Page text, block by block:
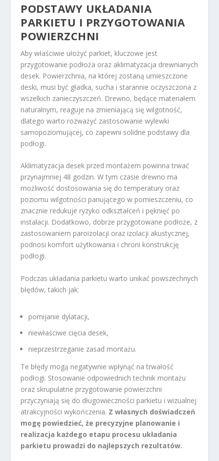
PODSTAWY UKŁADANIA
PARKIETU I PRZYGOTOWANIA
POWIERZCHNI
Aby właściwie ułożyć parkiet, kluczowe jest
przygotowanie podłoża oraz aklimatyzacja drewnianych
desek. Powierzchnia, na której zostaną umieszczone
deski, musi być gładka, sucha i starannie oczyszczona z
wszelkich zanieczyszczeń. Drewno, będące materiałem
naturalnym, reaguje na zmieniającą się wilgotność,
dlatego warto rozważyć zastosowanie wylewki
samopoziomującej, co zapewni solidne podstawy dla
podłogi.
Aklimatyzacja desek przed montażem powinna trwać
przynajmniej 48 godzin. W tym czasie drewno ma
możliwość dostosowania się do temperatury oraz
poziomu wilgotności panującego w pomieszczeniu, co
znacznie redukuje ryzyko odkształceń i pęknięć po
instalacji. Dodatkowo, dobrze przygotowane podłoże, z
zastosowaniem paroizolacji oraz izolacji akustycznej,
podnosi komfort użytkowania i chroni konstrukcję
podłogi.
Podczas układania parkietu warto unikać powszechnych
błędów, takich jak:
pomijanie dylatacji,
niewłaściwe cięcia desek,
nieprzestrzeganie zasad montażu.
Te błędy mogą negatywnie wpłynąć na trwałość
podłogi. Stosowanie odpowiednich technik montażu
oraz skrupulatne przygotowanie powierzchni
przyczyniają się do długowieczności parkietu i wizualnej
atrakcyjności wykończenia. Z własnych doświadczeń
mogę powiedzieć, że precyzyjne planowanie i
realizacja każdego etapu procesu układania
parkietu prowadzi do najlepszych rezultatów.